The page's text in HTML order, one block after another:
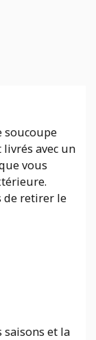
soucoupe
livrés avec un
vous
de retirer le
et la